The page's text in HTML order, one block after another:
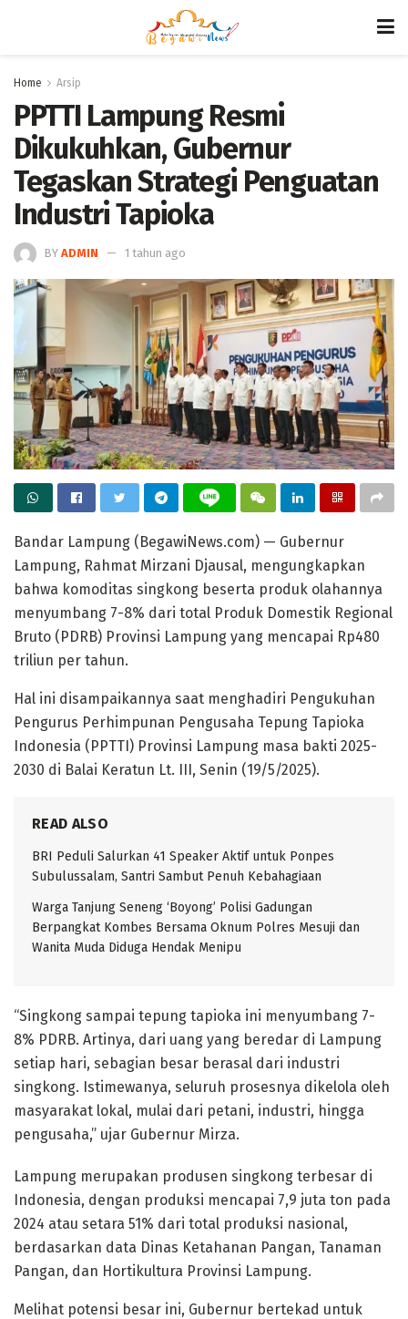
Home Arsip
PPTTI Lampung Resmi
Dikukuhkan, Gubernur
Tegaskan Strategi Penguatan
Industri Tapioka
BY ADMIN 1 tahun ago
Bandar Lampung (BegawiNews.com) — Gubernur
Lampung, Rahmat Mirzani Djausal, mengungkapkan
bahwa komoditas singkong beserta produk olahannya
menyumbang 7-8% dari total Produk Domestik Regional
Bruto (PDRB) Provinsi Lampung yang mencapai Rp480
triliun per tahun.
Hal ini disampaikannya saat menghadiri Pengukuhan
Pengurus Perhimpunan Pengusaha Tepung Tapioka
Indonesia (PPTTI) Provinsi Lampung masa bakti 2025-
2030 di Balai Keratun Lt. III, Senin (19/5/2025).
READ ALSO
BRI Peduli Salurkan 41 Speaker Aktif untuk Ponpes
Subulussalam, Santri Sambut Penuh Kebahagiaan
Warga Tanjung Seneng ‘Boyong’ Polisi Gadungan
Berpangkat Kombes Bersama Oknum Polres Mesuji dan
Wanita Muda Diduga Hendak Menipu
“Singkong sampai tepung tapioka ini menyumbang 7-
8% PDRB. Artinya, dari uang yang beredar di Lampung
setiap hari, sebagian besar berasal dari industri
singkong. Istimewanya, seluruh prosesnya dikelola oleh
masyarakat lokal, mulai dari petani, industri, hingga
pengusaha,” ujar Gubernur Mirza.
Lampung merupakan produsen singkong terbesar di
Indonesia, dengan produksi mencapai 7,9 juta ton pada
2024 atau setara 51% dari total produksi nasional,
berdasarkan data Dinas Ketahanan Pangan, Tanaman
Pangan, dan Hortikultura Provinsi Lampung.
Melihat potensi besar ini, Gubernur bertekad untuk